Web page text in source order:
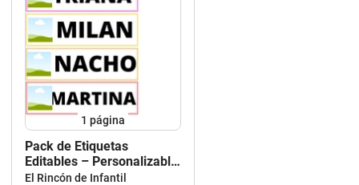
1 página
Pack de Etiquetas
Editables – Personalizable
en Canva
El Rincón de Infantil